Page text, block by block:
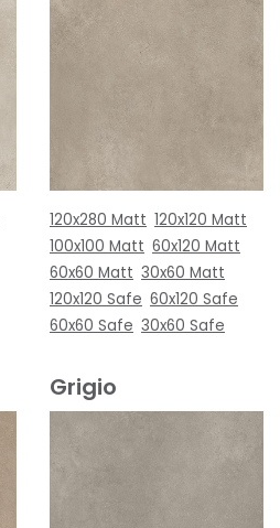
120x280 Matt 120x120 Matt
100x100 Matt 60x120 Matt
60x60 Matt 30x60 Matt
120x120 Safe 60x120 Safe
60x60 Safe 30x60 Safe
Grigio